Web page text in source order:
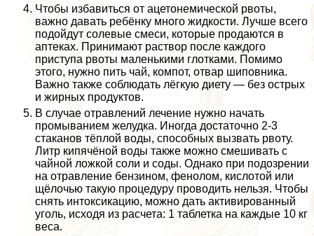
Чтобы избавиться от ацетонемической рвоты,
важно давать ребёнку много жидкости. Лучше всего
подойдут солевые смеси, которые продаются в
аптеках. Принимают раствор после каждого
приступа рвоты маленькими глотками. Помимо
этого, нужно пить чай, компот, отвар шиповника.
Важно также соблюдать лёгкую диету — без острых
и жирных продуктов.
В случае отравлений лечение нужно начать
промыванием желудка. Иногда достаточно 2-3
стаканов тёплой воды, способных вызвать рвоту.
Литр кипячёной воды также можно смешивать с
чайной ложкой соли и соды. Однако при подозрении
на отравление бензином, фенолом, кислотой или
щёлочью такую процедуру проводить нельзя. Чтобы
снять интоксикацию, можно дать активированный
уголь, исходя из расчета: 1 таблетка на каждые 10 кг
веса.